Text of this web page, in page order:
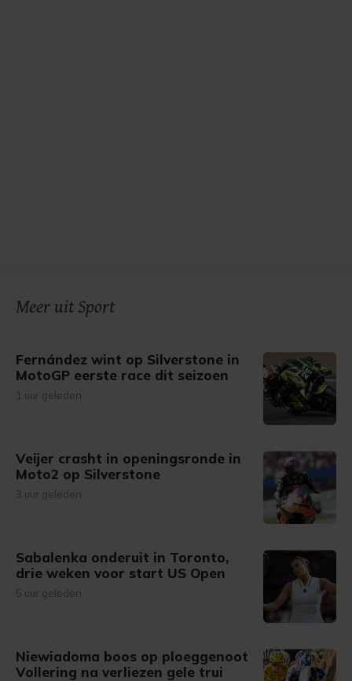
Meer uit Sport
Fernández wint op Silverstone in
MotoGP eerste race dit seizoen
1 uur geleden
Veijer crasht in openingsronde in
Moto2 op Silverstone
3 uur geleden
Sabalenka onderuit in Toronto,
drie weken voor start US Open
5 uur geleden
Niewiadoma boos op ploeggenoot
Vollering na verliezen gele trui